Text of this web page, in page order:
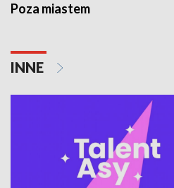
Poza miastem
INNE